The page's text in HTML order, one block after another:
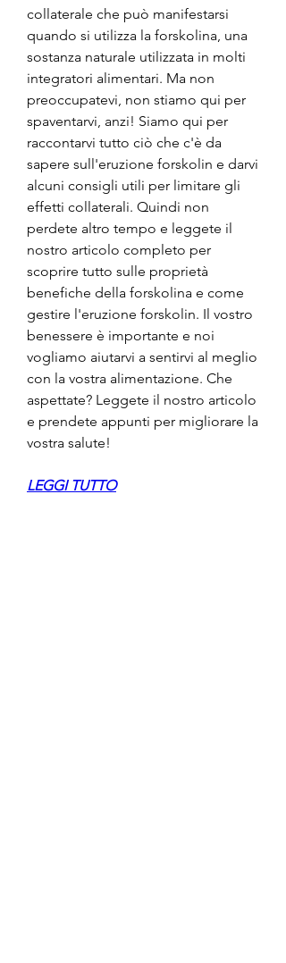
collaterale che può manifestarsi
quando si utilizza la forskolina, una
sostanza naturale utilizzata in molti
integratori alimentari. Ma non
preoccupatevi, non stiamo qui per
spaventarvi, anzi! Siamo qui per
raccontarvi tutto ciò che c'è da
sapere sull'eruzione forskolin e darvi
alcuni consigli utili per limitare gli
effetti collaterali. Quindi non
perdete altro tempo e leggete il
nostro articolo completo per
scoprire tutto sulle proprietà
benefiche della forskolina e come
gestire l'eruzione forskolin. Il vostro
benessere è importante e noi
vogliamo aiutarvi a sentirvi al meglio
con la vostra alimentazione. Che
aspettate? Leggete il nostro articolo
e prendete appunti per migliorare la
vostra salute!
LEGGI TUTTO